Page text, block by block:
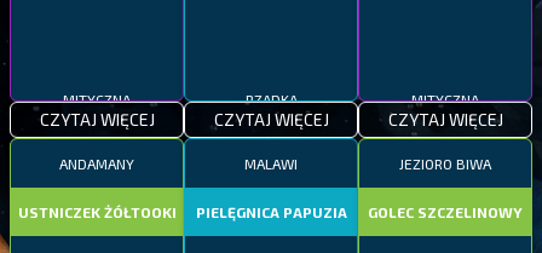
CZYTAJ WIĘCEJ CZYTAJ WIĘCEJ CZYTAJ WIĘCEJ
ANDAMANY
USTNICZEK ŻÓŁTOOKI
MALAWI
PIELĘGNICA PAPUZIA
JEZIORO BIWA
GOLEC SZCZELINOWY